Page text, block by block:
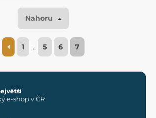
Nahoru
1 … 5 6 7
e-shop v ČR